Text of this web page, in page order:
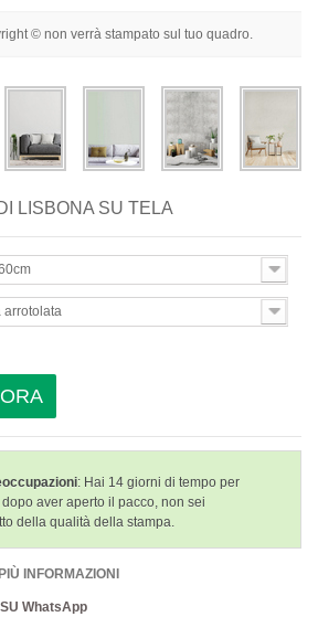
© non verrà stampato sul tuo quadro.
LISBONA SU TELA
arrotolata
: Hai 14 giorni di tempo per
aver aperto il pacco, non sei
della qualità della stampa.
INFORMAZIONI
WhatsApp